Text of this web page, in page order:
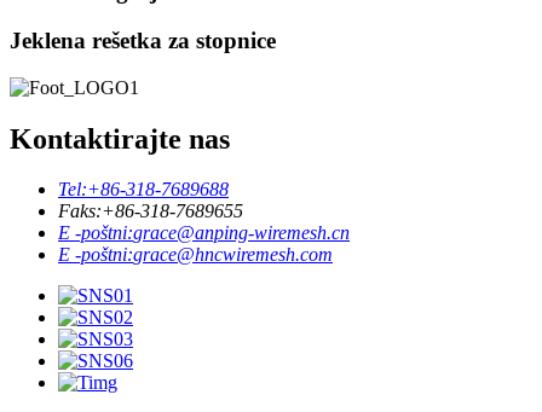
Jeklena rešetka za stopnice
Kontaktirajte nas
Tel:+86-318-7689688
Faks:+86-318-7689655
E -poštni:grace@anping-wiremesh.cn
E -poštni:grace@hncwiremesh.com